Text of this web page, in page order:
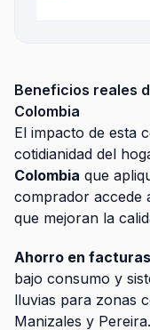
Beneficios reales
Colombia
El impacto de esta
cotidianidad del
Colombia que
comprador accede
que mejoran la
Ahorro en
bajo consumo y
lluvias para zonas
Manizales y Pereira.